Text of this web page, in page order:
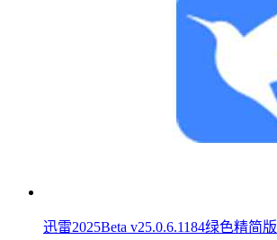
迅雷2025Beta v25.0.6.1184绿色精简版